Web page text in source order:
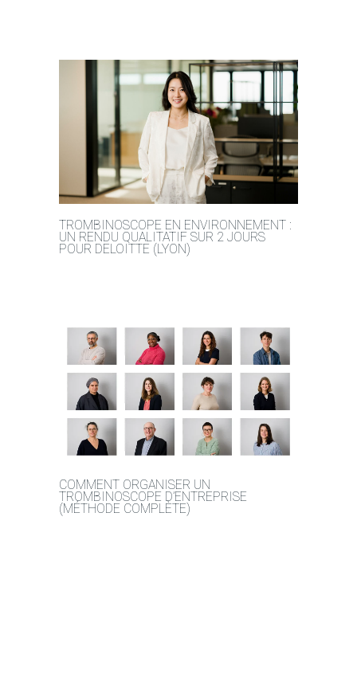
TROMBINOSCOPE EN ENVIRONNEMENT :
UN RENDU QUALITATIF SUR 2 JOURS
POUR DELOITTE (LYON)
COMMENT ORGANISER UN
TROMBINOSCOPE D’ENTREPRISE
(MÉTHODE COMPLÈTE)